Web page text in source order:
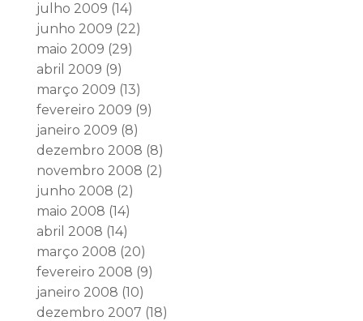
julho 2009 (14)
junho 2009 (22)
maio 2009 (29)
abril 2009 (9)
março 2009 (13)
fevereiro 2009 (9)
janeiro 2009 (8)
dezembro 2008 (8)
novembro 2008 (2)
junho 2008 (2)
maio 2008 (14)
abril 2008 (14)
março 2008 (20)
fevereiro 2008 (9)
janeiro 2008 (10)
dezembro 2007 (18)